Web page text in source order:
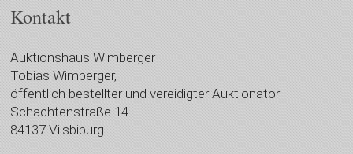
Kontakt
Auktionshaus Wimberger
Tobias Wimberger,
öffentlich bestellter und vereidigter Auktionator
Schachtenstraße 14
84137 Vilsbiburg